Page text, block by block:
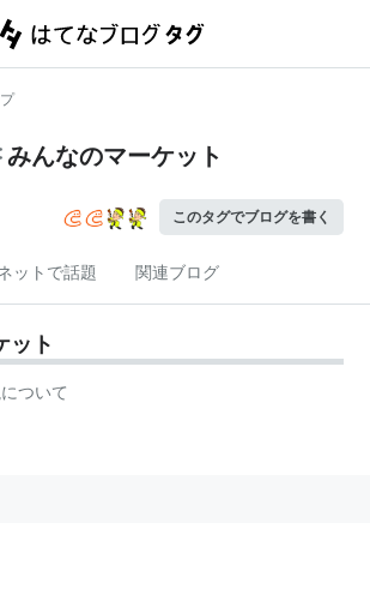
みんなのマーケット
このタグでブログを書く
ットで話題 関連ブログ
ット
ついて